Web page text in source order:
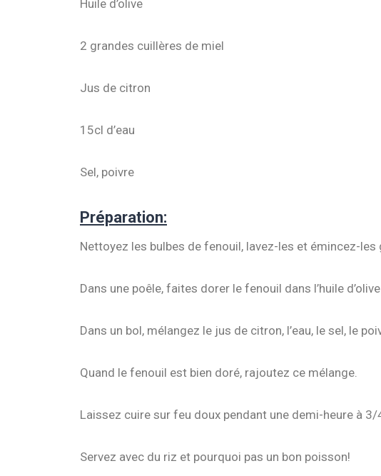
Huile d’olive
2 grandes cuillères de miel
Jus de citron
15cl d’eau
Sel, poivre
Préparation:
Nettoyez les bulbes de fenouil, lavez-les et émincez-
Dans une poêle, faites dorer le fenouil dans l’huile
Dans un bol, mélangez le jus de citron, l’eau, le sel, le
Quand le fenouil est bien doré, rajoutez ce mélange.
Laissez cuire sur feu doux pendant une demi-heure à
Servez avec du riz et pourquoi pas un bon poisson!